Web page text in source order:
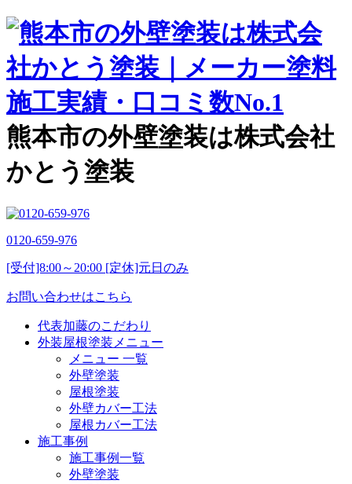
熊本市の外壁塗装は株式会社
かとう塗装
0120-659-976
[受付]8:00～20:00 [定休]元日のみ
お問い合わせはこちら
代表加藤のこだわり
外装屋根塗装メニュー
メニュー 一覧
外壁塗装
屋根塗装
外壁カバー工法
屋根カバー工法
施工事例
施工事例一覧
外壁塗装